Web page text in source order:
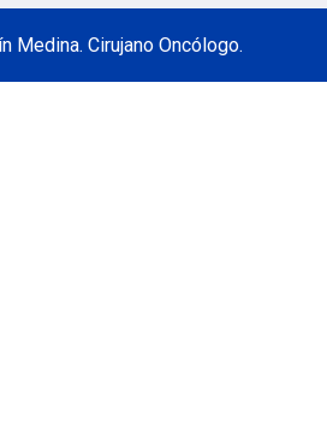
Medina. Cirujano Oncólogo.